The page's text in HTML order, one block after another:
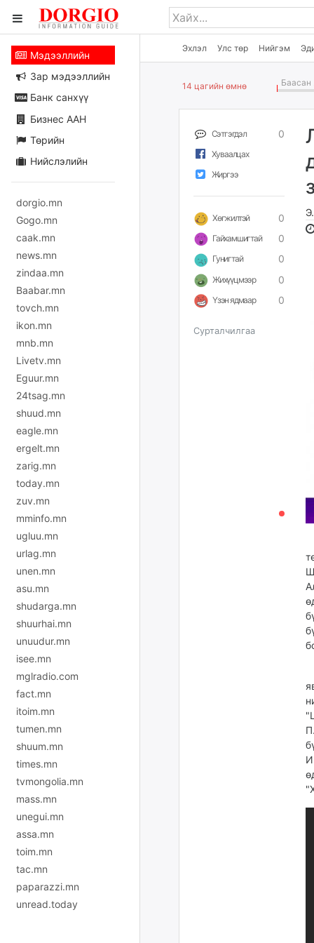
Эхлэл Улс төр Нийгэм
Мэдээллийн
Зар мэдээллийн
Банк санхүү
Бизнес ААН
Төрийн
Нийслэлийн
dorgio.mn
Gogo.mn
caak.mn
news.mn
zindaa.mn
Baabar.mn
tovch.mn
ikon.mn
mnb.mn
Livetv.mn
Eguur.mn
24tsag.mn
shuud.mn
eagle.mn
ergelt.mn
zarig.mn
today.mn
zuv.mn
mminfo.mn
ugluu.mn
urlag.mn
unen.mn
asu.mn
shudarga.mn
shuurhai.mn
unuudur.mn
isee.mn
mglradio.com
fact.mn
itoim.mn
tumen.mn
shuum.mn
times.mn
tvmongolia.mn
mass.mn
unegui.mn
assa.mn
toim.mn
tac.mn
paparazzi.mn
unread.today
14 цагийн өмнө Баасан
Сэтгэгдэл 0
Хуваалцах
Жиргээ
Хөгжилтэй 0
Гайхамшигтай 0
Гунигтай 0
Жихүүцмээр 0
Үзэн ядмаар 0
Сурталчилгаа